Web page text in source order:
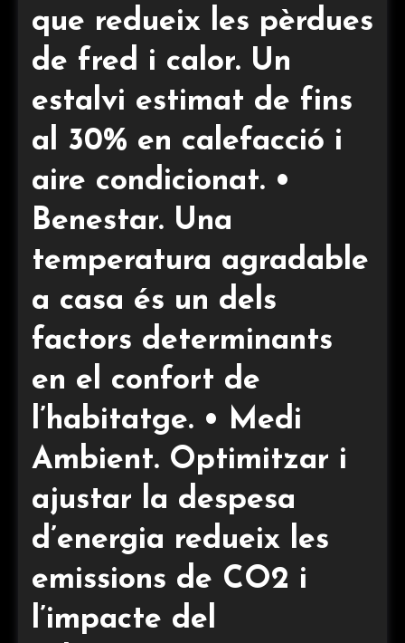
que redueix les pèrdues
de fred i calor. Un
estalvi estimat de fins
al 30% en calefacció i
aire condicionat. •
Benestar. Una
temperatura agradable
a casa és un dels
factors determinants
en el confort de
l’habitatge. • Medi
Ambient. Optimitzar i
ajustar la despesa
d’energia redueix les
emissions de CO2 i
l’impacte del